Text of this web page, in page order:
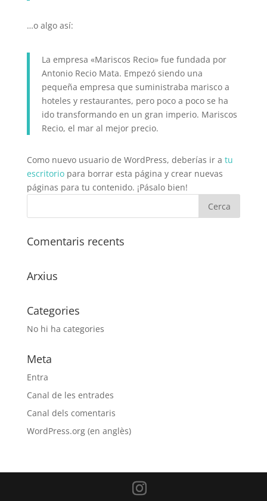
…o algo así:
La empresa «Mariscos Recio» fue fundada por
Antonio Recio Mata. Empezó siendo una
pequeña empresa que suministraba marisco a
hoteles y restaurantes, pero poco a poco se ha
ido transformando en un gran imperio. Mariscos
Recio, el mar al mejor precio.
Como nuevo usuario de WordPress, deberías ir a tu
escritoriopara borrar esta página y crear nuevas
páginas para tu contenido. ¡Pásalo bien!
Comentaris recents
Arxius
Categories
No hi ha categories
Meta
Entra
Canal de les entrades
Canal dels comentaris
WordPress.org (en anglès)